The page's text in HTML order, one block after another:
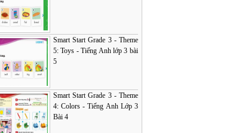
Smart Start Grade 3 - Theme
5: Toys - Tiếng Anh lớp 3 bài
5
Smart Start Grade 3 - Theme
4: Colors - Tiếng Anh Lớp 3
Bài 4